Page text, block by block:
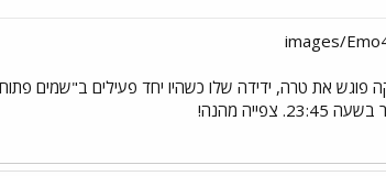
פוגש את טרה, ידידה שלו כשהיו יחד פעילים ב"שמים
צפייה מהנה!